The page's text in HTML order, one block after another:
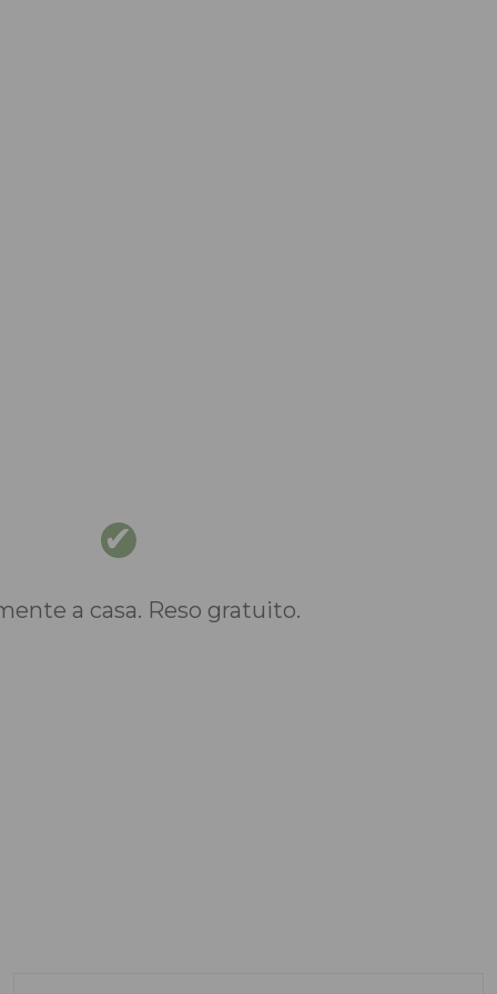
a casa. Reso gratuito.